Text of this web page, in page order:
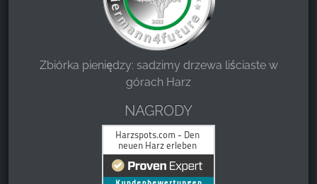
Zbiórka pieniędzy: sadzimy drzewa liściaste w
górach Harz
NAGRODY